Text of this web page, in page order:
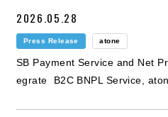
2026.05.28
Press Release atone
SB Payment Service and Net
egrate B2C BNPL Service,